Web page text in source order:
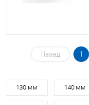
Назад 1
130 мм 140 мм